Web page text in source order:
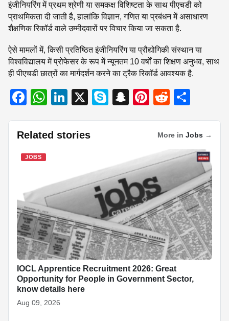
इंजीनियरिंग में प्रथम श्रेणी या समकक्ष विशिष्टता के साथ पीएचडी को
प्राथमिकता दी जाती है, हालांकि विज्ञान, गणित या प्रबंधन में असाधारण
शैक्षणिक रिकॉर्ड वाले उम्मीदवारों पर विचार किया जा सकता है.
ऐसे मामलों में, किसी प्रतिष्ठित इंजीनियरिंग या प्रौद्योगिकी संस्थान या
विश्वविद्यालय में प्रोफेसर के रूप में न्यूनतम 10 वर्षों का शिक्षण अनुभव, साथ
ही पीएचडी छात्रों का मार्गदर्शन करने का ट्रैक रिकॉर्ड आवश्यक है.
F
c
b
o
k
W
at
p
p
Li
k
n
X
S
S
c
h
at
Pi
er
st
R
d
di
t
ar
e
Related stories More in Jobs →
JOBS
IOCL Apprentice Recruitment 2026: Great
Opportunity for People in Government Sector,
know details here
Aug 09, 2026